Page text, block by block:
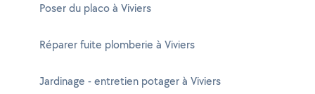
Poser du placo à Viviers
Réparer fuite plomberie à Viviers
Jardinage - entretien potager à Viviers